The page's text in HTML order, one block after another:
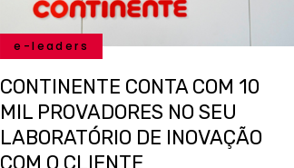
e-leaders
CONTINENTE CONTA COM 10
MIL PROVADORES NO SEU
LABORATÓRIO DE INOVAÇÃO